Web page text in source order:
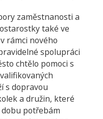
zaměstnanosti a
také ve
rámci nového
spolupráci
chtělo pomoci s
s dopravou
a družin, které
potřebám